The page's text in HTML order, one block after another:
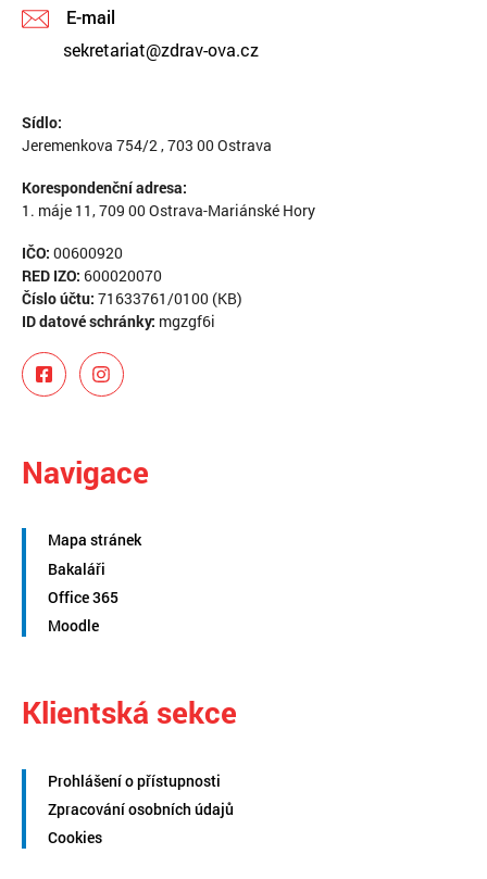
E-mail
sekretariat@zdrav-ova.cz
Sídlo:
Jeremenkova 754/2 , 703 00 Ostrava
Korespondenční adresa:
1. máje 11, 709 00 Ostrava-Mariánské Hory
IČO: 00600920
RED IZO: 600020070
Číslo účtu: 71633761/0100 (KB)
ID datové schránky: mgzgf6i
Navigace
Mapa stránek
Bakaláři
Office 365
Moodle
Klientská sekce
Prohlášení o přístupnosti
Zpracování osobních údajů
Cookies